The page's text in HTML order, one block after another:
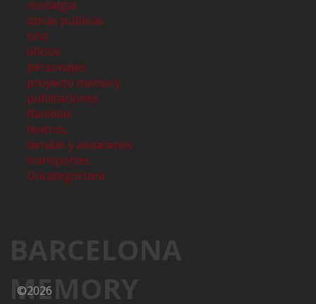
nostalgia
obras publicas
ocio
oficios
personajes
proyecto memory
publicaciones
Ramblas
teatros,
tiendas y almacenes
transportes
Uncategorized
BARCELONA
MEMORY
©2026